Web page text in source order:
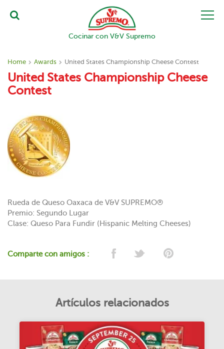
Cocinar con V&V Supremo
Home Awards United States Championship Cheese Contest
United States Championship Cheese
Contest
Rueda de Queso Oaxaca de V&V SUPREMO®
Premio: Segundo Lugar
Clase: Queso Para Fundir (Hispanic Melting Cheeses)
Comparte con amigos :
Artículos relacionados